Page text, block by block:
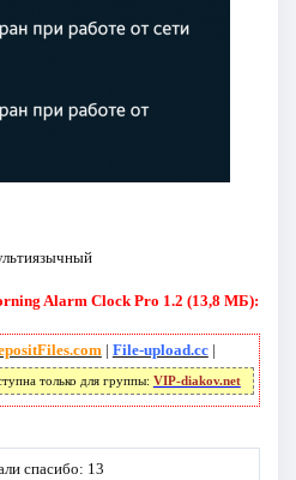
Alarm Clock Pro 1.2 (13,8 МБ):
| File-upload.cc|
только для группы: VIP-diakov.net
спасибо: 13